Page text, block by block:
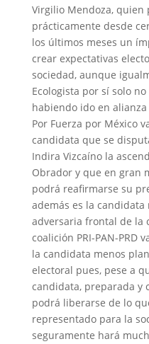
Virgilio Mendoza, quien
prácticamente desde
los últimos meses un
crear expectativas
sociedad, aunque
Ecologista por sí solo
habiendo ido en
Por Fuerza por México
candidata que se
Indira Vizcaíno la
Obrador y que en gran
podrá reafirmarse su
además es la
adversaria frontal de la
coalición PRI-PAN-PRD
la candidata menos
electoral pues, pese a
candidata, preparada y
podrá liberarse de lo
representado para la
seguramente hará